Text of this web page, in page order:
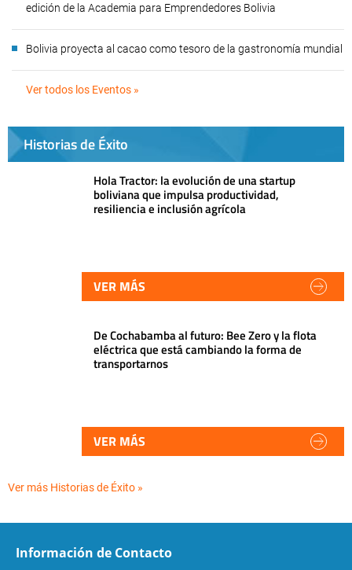
edición de la Academia para Emprendedores Bolivia
Bolivia proyecta al cacao como tesoro de la gastronomía mundial
Ver todos los Eventos »
Historias de Éxito
Hola Tractor: la evolución de una startup
boliviana que impulsa productividad,
resiliencia e inclusión agrícola
VER MÁS
De Cochabamba al futuro: Bee Zero y la flota
eléctrica que está cambiando la forma de
transportarnos
VER MÁS
Ver más Historias de Éxito »
Información de Contacto